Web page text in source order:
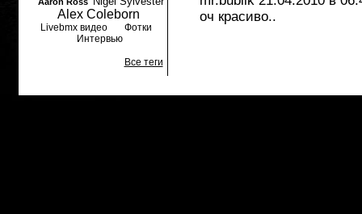
оч красиво..
Alex Coleborn
Livebmx видео
Фотки
Интервью
Все теги